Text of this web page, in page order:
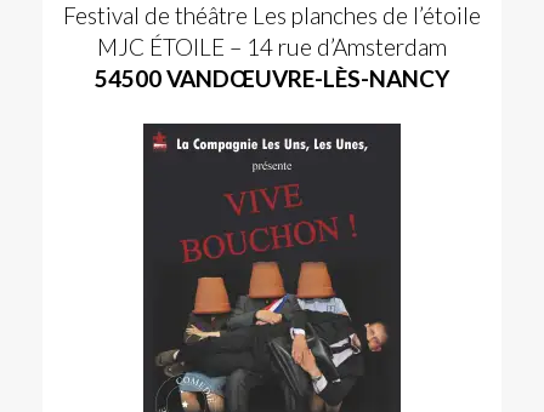
Festival de théâtre Les planches de l’étoile
MJC ÉTOILE – 14 rue d’Amsterdam
54500 VANDŒUVRE-LÈS-NANCY